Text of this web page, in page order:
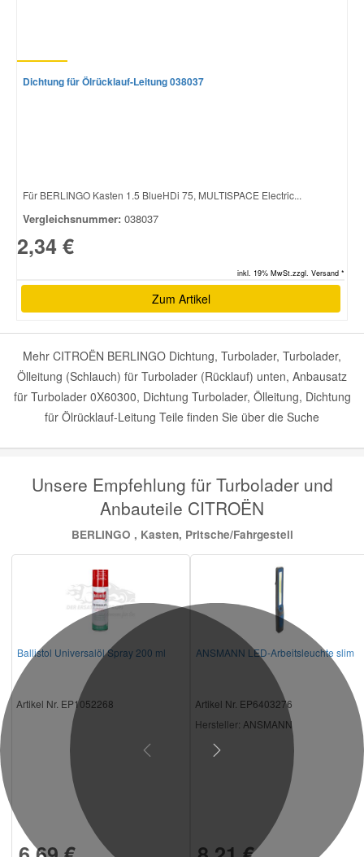
Dichtung für Ölrücklauf-Leitung 038037
Für BERLINGO Kasten 1.5 BlueHDi 75, MULTISPACE Electric...
Vergleichsnummer: 038037
2,34 €
inkl. 19% MwSt.zzgl. Versand *
Zum Artikel
Mehr CITROËN BERLINGO Dichtung, Turbolader, Turbolader,
Ölleitung (Schlauch) für Turbolader (Rücklauf) unten, Anbausatz
für Turbolader 0X60300, Dichtung Turbolader, Ölleitung, Dichtung
für Ölrücklauf-Leitung Teile finden Sie über die Suche
Unsere Empfehlung für Turbolader und
Anbauteile CITROËN
BERLINGO , Kasten, Pritsche/Fahrgestell
Ballistol Universalöl Spray 200 ml
Artikel Nr. EP1052268
ANSMANN LED-Arbeitsleuchte slim
Artikel Nr. EP6403276
Hersteller: ANSMANN
Previous Next